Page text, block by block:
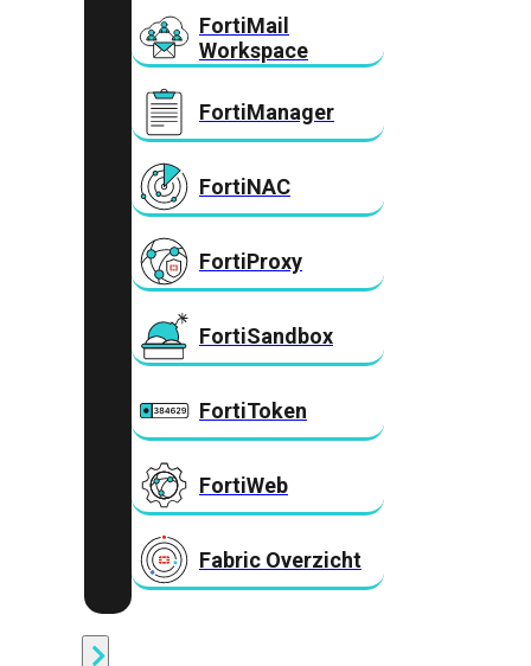
FortiMail
Workspace
FortiManager
FortiNAC
FortiProxy
FortiSandbox
FortiToken
FortiWeb
Fabric Overzicht